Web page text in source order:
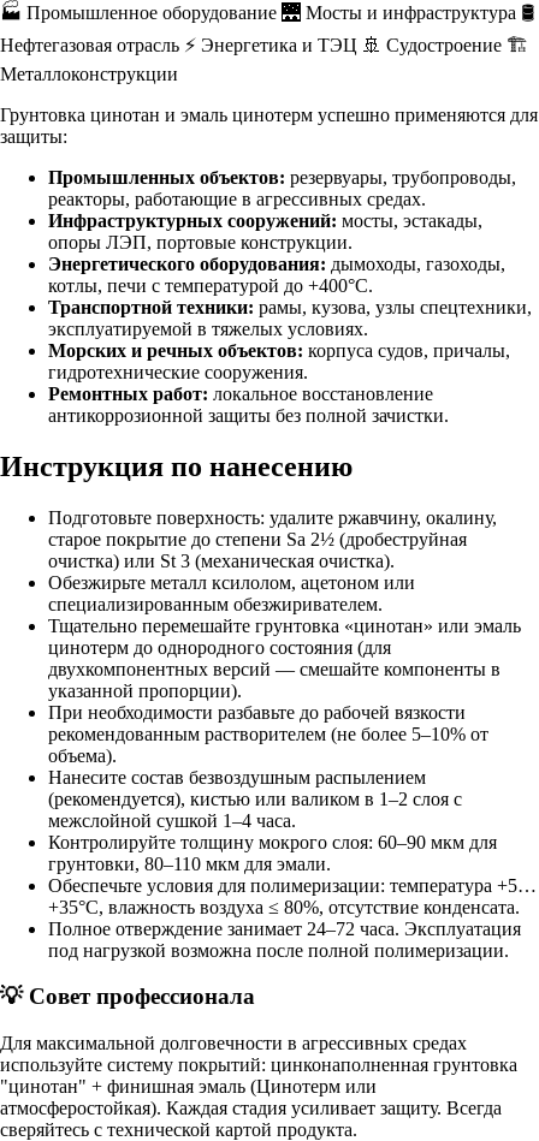
🏭 Промышленное оборудование 🌉 Мосты и инфраструктура 🛢️
Нефтегазовая отрасль ⚡ Энергетика и ТЭЦ 🚢 Судостроение 🏗️
Металлоконструкции
Грунтовка цинотан и эмаль цинотерм успешно применяются для
защиты:
Промышленных объектов: резервуары, трубопроводы,
реакторы, работающие в агрессивных средах.
Инфраструктурных сооружений: мосты, эстакады,
опоры ЛЭП, портовые конструкции.
Энергетического оборудования: дымоходы, газоходы,
котлы, печи с температурой до +400°C.
Транспортной техники: рамы, кузова, узлы спецтехники,
эксплуатируемой в тяжелых условиях.
Морских и речных объектов: корпуса судов, причалы,
гидротехнические сооружения.
Ремонтных работ: локальное восстановление
антикоррозионной защиты без полной зачистки.
Инструкция по нанесению
Подготовьте поверхность: удалите ржавчину, окалину,
старое покрытие до степени Sa 2½ (дробеструйная
очистка) или St 3 (механическая очистка).
Обезжирьте металл ксилолом, ацетоном или
специализированным обезжиривателем.
Тщательно перемешайте грунтовка «цинотан» или эмаль
цинотерм до однородного состояния (для
двухкомпонентных версий — смешайте компоненты в
указанной пропорции).
При необходимости разбавьте до рабочей вязкости
рекомендованным растворителем (не более 5–10% от
объема).
Нанесите состав безвоздушным распылением
(рекомендуется), кистью или валиком в 1–2 слоя с
межслойной сушкой 1–4 часа.
Контролируйте толщину мокрого слоя: 60–90 мкм для
грунтовки, 80–110 мкм для эмали.
Обеспечьте условия для полимеризации: температура +5…
+35°C, влажность воздуха ≤ 80%, отсутствие конденсата.
Полное отверждение занимает 24–72 часа. Эксплуатация
под нагрузкой возможна после полной полимеризации.
💡 Совет профессионала
Для максимальной долговечности в агрессивных средах
используйте систему покрытий: цинконаполненная грунтовка
"цинотан" + финишная эмаль (Цинотерм или
атмосферостойкая). Каждая стадия усиливает защиту. Всегда
сверяйтесь с технической картой продукта.